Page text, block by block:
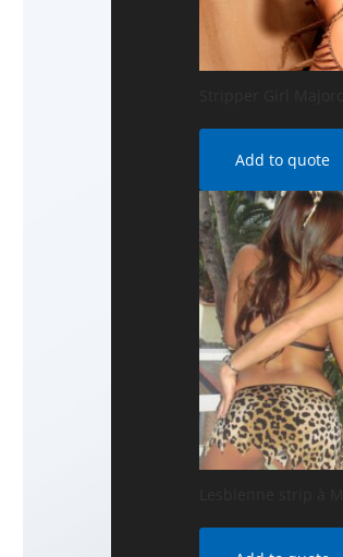
Add to quote